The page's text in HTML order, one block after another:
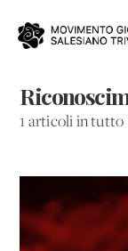
1 articoli in tutto